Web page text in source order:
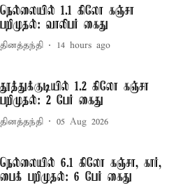
நெல்லையில் 1.1 கிலோ கஞ்சா
பறிமுதல்: வாலிபர் கைது
தினத்தந்தி 14 hours ago
தூத்துக்குடியில் 1.2 கிலோ கஞ்சா
பறிமுதல்: 2 பேர் கைது
தினத்தந்தி 05 Aug 2026
நெல்லையில் 6.1 கிலோ கஞ்சா, கார்,
பைக் பறிமுதல்: 6 பேர் கைது